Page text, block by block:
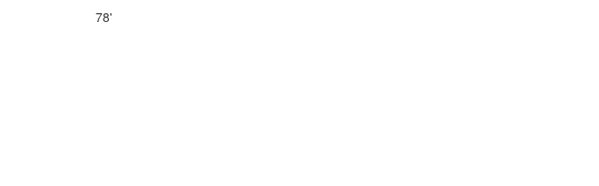
78'